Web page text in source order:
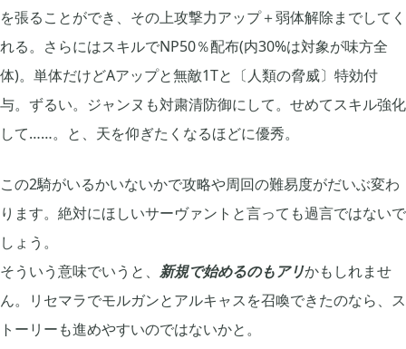
を張ることができ、その上攻撃力アップ＋弱体解除までしてく
れる。さらにはスキルでNP50％配布(内30%は対象が味方全
体)。単体だけどAアップと無敵1Tと〔人類の脅威〕特効付
与。ずるい。ジャンヌも対粛清防御にして。せめてスキル強化
して……。と、天を仰ぎたくなるほどに優秀。
この2騎がいるかいないかで攻略や周回の難易度がだいぶ変わ
ります。絶対にほしいサーヴァントと言っても過言ではないで
しょう。
そういう意味でいうと、 新規で始めるのもアリかもしれませ
ん。リセマラでモルガンとアルキャスを召喚できたのなら、ス
トーリーも進めやすいのではないかと。
ドクターマリオワールド
 トロとパズル〜どこでもいっしょ〜 1
Android
Tag